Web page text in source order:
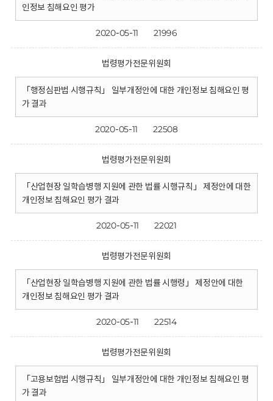
인정보 침해요인 평가
2020-05-11 21996
법령평가전문위원회
「행정심판법 시행규칙」 일부개정안에 대한 개인정보 침해요인 평
가 결과
2020-05-11 22508
법령평가전문위원회
「산업현장 일학습병행 지원에 관한 법률 시행규칙」 제정안에 대한
개인정보 침해요인 평가 결과
2020-05-11 22021
법령평가전문위원회
「산업현장 일학습병행 지원에 관한 법률 시행령」 제정안에 대한
개인정보 침해요인 평가 결과
2020-05-11 22514
법령평가전문위원회
「고용보험법 시행규칙」 일부개정안에 대한 개인정보 침해요인 평
가 결과